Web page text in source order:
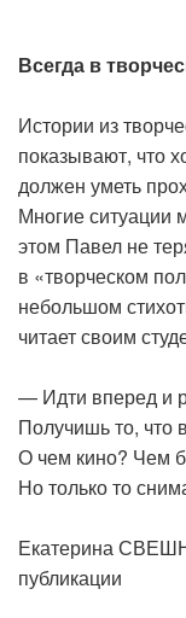
Всегда в
Истории из
показывают, что
должен уметь
Многие ситуации
этом Павел не
в «творческом
небольшом
читает своим
— Идти вперед и
Получишь то, что
О чем кино? Чем
Но только то
Екатерина
публикации